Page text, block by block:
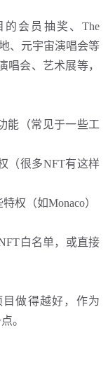
的会员抽奖 、The
、元宇宙演唱会等
唱会、艺术展等，
能（常见于一些工
（很多NFT有这样
权（如Monaco）
白名单，或直接
目做得越好，作为
。